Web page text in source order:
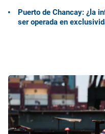
Puerto de Chancay: ¿la
ser operada en